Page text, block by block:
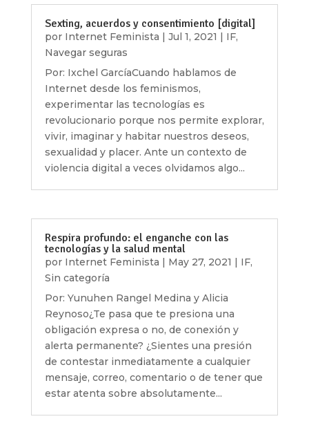
Sexting, acuerdos y consentimiento [digital]
por Internet Feminista | Jul 1, 2021 | IF,
Navegar seguras
Por: Ixchel GarcíaCuando hablamos de
Internet desde los feminismos,
experimentar las tecnologías es
revolucionario porque nos permite explorar,
vivir, imaginar y habitar nuestros deseos,
sexualidad y placer. Ante un contexto de
violencia digital a veces olvidamos algo...
Respira profundo: el enganche con las
tecnologías y la salud mental
por Internet Feminista | May 27, 2021 | IF,
Sin categoría
Por: Yunuhen Rangel Medina y Alicia
Reynoso¿Te pasa que te presiona una
obligación expresa o no, de conexión y
alerta permanente? ¿Sientes una presión
de contestar inmediatamente a cualquier
mensaje, correo, comentario o de tener que
estar atenta sobre absolutamente...